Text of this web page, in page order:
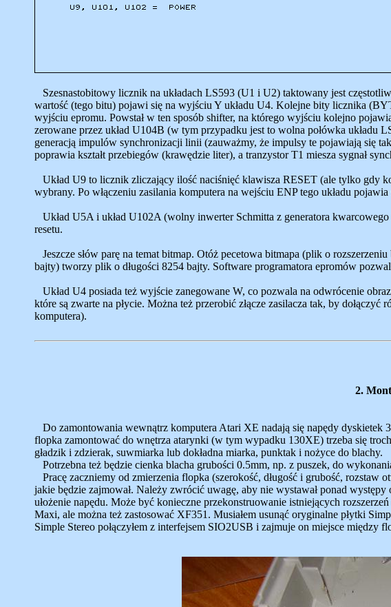
Szesnastobitowy licznik na układach LS593 (U1 i U2) taktowany jest
wartość (tego bitu) pojawi się na wyjściu Y układu U4. Kolejne bity licznika
wyjściu epromu. Powstał w ten sposób shifter, na którego wyjściu kolejno
zerowane przez układ U104B (w tym przypadku jest to wolna połówka
generacją impulów synchronizacji linii (zauważmy, że impulsy te pojawiają się
poprawia kształt przebiegów (krawędzie liter), a tranzystor T1 miesza sygnał
Układ U9 to licznik zliczający ilość naciśnięć klawisza RESET (ale tylko gdy
wybrany. Po włączeniu zasilania komputera na wejściu ENP tego układu
Układ U5A i układ U102A (wolny inwerter Schmitta z generatora
resetu.
Jeszcze słów parę na temat bitmap. Otóż pecetowa bitmapa (plik o
bajty) tworzy plik o długości 8254 bajty. Software programatora epromów
Układ U4 posiada też wyjście zanegowane W, co pozwala na odwrócenie
które są zwarte na płycie. Można też przerobić złącze zasilacza tak, by
komputera).
2.
Do zamontowania wewnątrz komputera Atari XE nadają się napędy
flopka zamontować do wnętrza atarynki (w tym wypadku 130XE) trzeba się
gładzik i zdzierak, suwmiarka lub dokładna miarka, punktak i nożyce do blachy.
Potrzebna też będzie cienka blacha grubości 0.5mm, np. z puszek, do
Pracę zaczniemy od zmierzenia flopka (szerokość, długość i grubość, rozstaw
jakie będzie zajmował. Należy zwrócić uwagę, aby nie wystawał ponad
ułożenie napędu. Może być konieczne przekonstruowanie istniejących
Maxi, ale można też zastosować XF351. Musiałem usunąć oryginalne płytki
Simple Stereo połączyłem z interfejsem SIO2USB i zajmuje on miejsce między